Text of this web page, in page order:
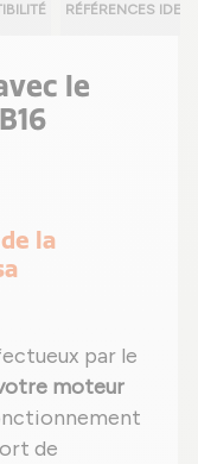
RÉFÉRENCES
le
la
par le
moteur
de